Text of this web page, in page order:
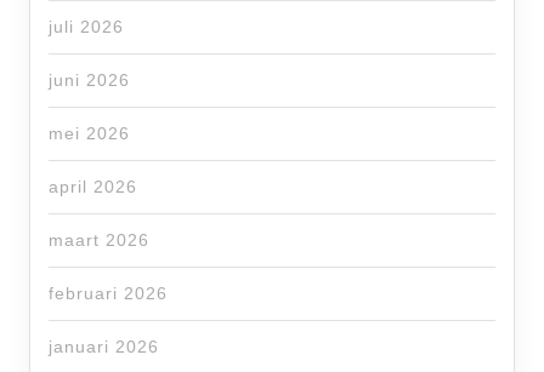
juli 2026
juni 2026
mei 2026
april 2026
maart 2026
februari 2026
januari 2026